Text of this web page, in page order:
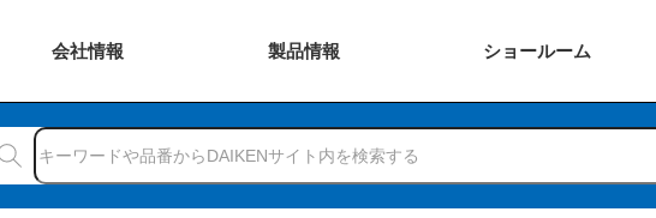
会社情報 製品情報 ショールーム